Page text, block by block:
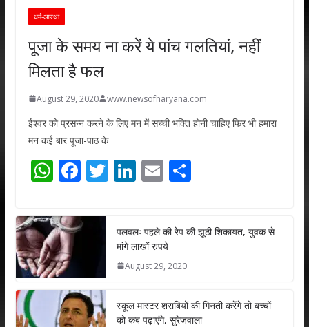
धर्म-आस्था
पूजा के समय ना करें ये पांच गलतियां, नहीं
मिलता है फल
August 29, 2020 www.newsofharyana.com
ईश्वर को प्रसन्न करने के लिए मन में सच्ची भक्ति होनी चाहिए फिर भी हमारा
मन कई बार पूजा-पाठ के
W
at
s
A
p
p
F
e
b
o
k
T
er
Li
e
dI
n
E
l
S
e
पलवलः पहले की रेप की झूठी शिकायत, युवक से
मांगे लाखों रुपये
August 29, 2020
स्कूल मास्टर शराबियों की गिनती करेंगे तो बच्चों
को कब पढ़ाएंगे, सुरेजवाला